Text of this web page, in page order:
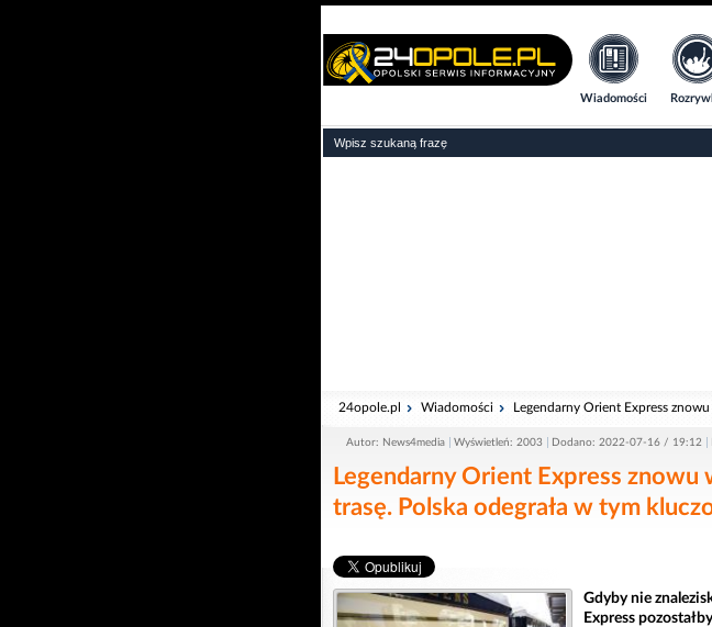
Wiadomości
24opole.pl Wiadomości Legendarny Orient Express
Autor: News4media Wyświetleń: 2003 Dodano: 2022-07-16 / 19:12
Legendarny Orient Express znowu
trasę. Polska odegrała w tym
Gdyby nie
Express